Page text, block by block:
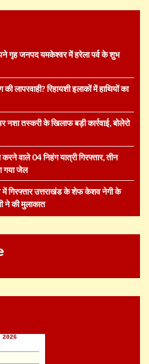
गृह जनपद यमकेश्वर में हरेला पर्व के शुभ
लापरवाही? रिहायशी इलाकों में हाथियों का
नशा तस्करी के खिलाफ बड़ी कार्रवाई, बोलेरो
वाले 04 निहंग यात्री गिरफ्तार, तीन
गया जेल
गिरफ्तार उत्तराखंड के शेफ केशव नेगी के
ने की मुलाकात